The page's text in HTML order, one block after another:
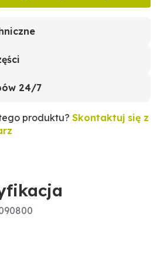
24/7
produktu? Skontaktuj się z